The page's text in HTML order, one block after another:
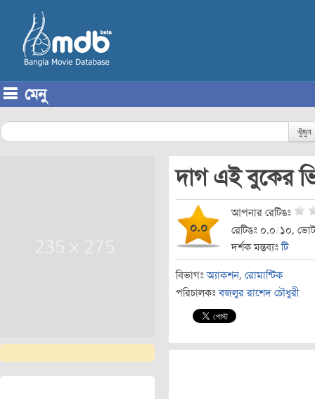
মেনু
খুঁজুন
দাগ এই বুকের
০.০
আপনার রেটিঙঃ
রেটিঙঃ ০.০/১০,
দর্শক মন্তব্যঃটি
বিভাগঃ অ্যাকশন, রোমান্টিক
পরিচালকঃ বজলুর রাশেদ চৌধুরী